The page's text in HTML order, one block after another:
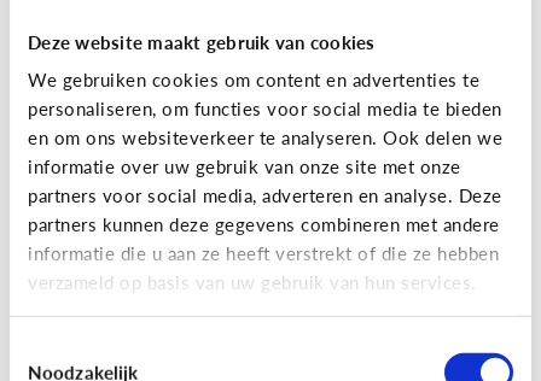
Deze website maakt gebruik van cookies
We gebruiken cookies om content en advertenties te
personaliseren, om functies voor social media te bieden
en om ons websiteverkeer te analyseren. Ook delen we
informatie over uw gebruik van onze site met onze
partners voor social media, adverteren en analyse. Deze
partners kunnen deze gegevens combineren met andere
informatie die u aan ze heeft verstrekt of die ze hebben
verzameld op basis van uw gebruik van hun services.
Noodzakelijk
Opvoeding
Vanaf welke leeftijd mag mijn kind
naar een scherm kijken?